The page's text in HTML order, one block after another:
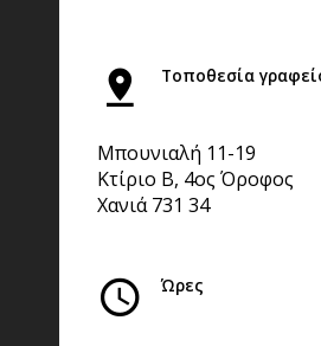
Τοποθεσία
Μπουνιαλή 11-19
Κτίριο Β, 4ος Όροφος
Χανιά 731 34
Ώρες